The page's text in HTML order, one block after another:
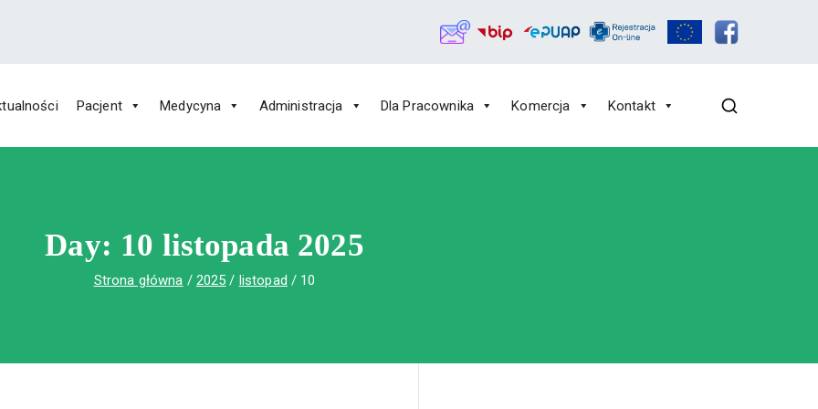
Św. Rafała w Czerwonej Górze
Rafała w Czerwonej Górze
Pacjent Medycyna Administracja Dla Pracownika Komercja Kontakt
Day: 10 listopada 2025
Strona główna 2025 listopad 10